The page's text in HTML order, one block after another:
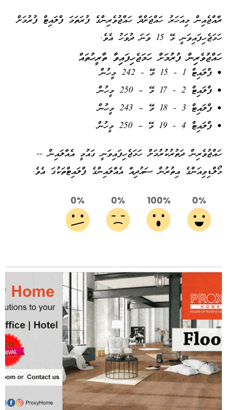
ރާއްޖެއިން މިއަހަރު ހައްޖަށްދާ ހައްޖުވެރިންގެ ފުރަތަމަ ފްލައިޓް ފުރުމަށް
ހަމަޖެހިފައިވަނީ މޭ 15 ވަނަ ދުވަހު އެވެ.
ހައްޖުވެރިން ފުރުމަށް ހަމަޖެހިފައިވާ ތާރީހުތައް
ފްލައިޓް 1 - 15 މޭ - 242 މީހުން
ފްލައިޓް 2 - 17 މޭ – 250 މީހުން
ފްލައިޓް 3 - 18 މޭ – 243 މީހުން
ފްލައިޓް 4 - 19 މޭ – 250 މީހުން
ހައްޖުވެރިން ދަތުރުކުރުމަށް ހަމަޖެހިފައިވަނީ ގައުމީ އެއާލައިން --
މޯލްޑިވިއަންގެ އިތުރުން ސައުދިއާ އެއާލައިންގެ ފްލައިޓްތަކުގަ އެވެ.
0%
100%
0%
0%